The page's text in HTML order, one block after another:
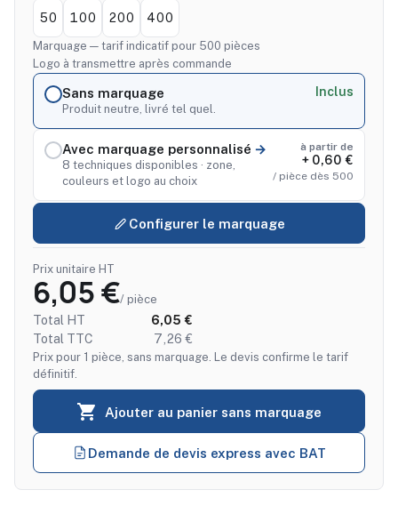
50 100 200 400
Marquage — tarif indicatif pour 500 pièces
Logo à transmettre après commande
Sans marquage
Produit neutre, livré tel quel.
Inclus
Avec marquage personnalisé
8 techniques disponibles · zone,
couleurs et logo au choix
à partir de
+ 0,60 €
/ pièce dès 500
Configurer le marquage
Prix unitaire HT
6,05 €/ pièce
Total HT
6,05 €
Total TTC
7,26 €
Prix pour 1 pièce, sans marquage. Le devis confirme le tarif
définitif.
 Ajouter au panier sans marquage
Demande de devis express avec BAT